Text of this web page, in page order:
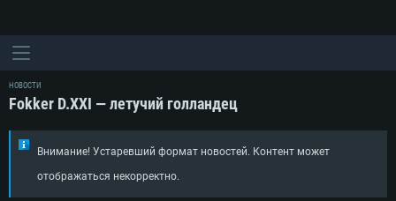
НОВОСТИ
Fokker D.XXI — летучий голландец
Внимание! Устаревший формат новостей. Контент может
отображаться некорректно.